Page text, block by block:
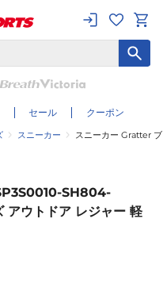
セール クーポン
スニーカー スニーカー Gratter
SH804-
ウトドア レジャー 軽